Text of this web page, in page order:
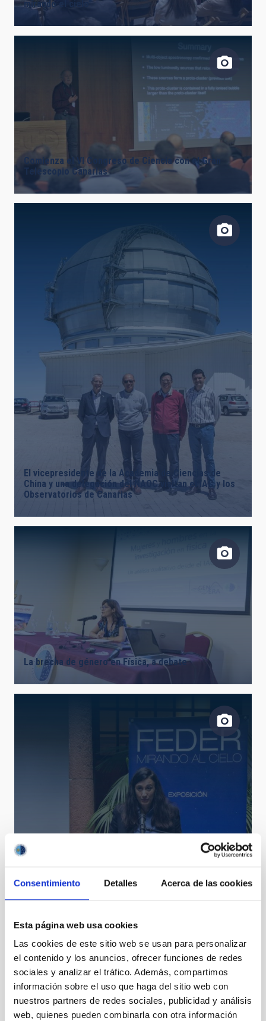
Consentimiento Detalles Acerca de las cookies
Esta página web usa cookies
Las cookies de este sitio web se usan para personalizar
el contenido y los anuncios, ofrecer funciones de redes
sociales y analizar el tráfico. Además, compartimos
información sobre el uso que haga del sitio web con
nuestros partners de redes sociales, publicidad y análisis
web, quienes pueden combinarla con otra información
mirando el cielo”
Comienza el VI Congreso de Ciencia con el Gran
Telescopio Canarias
El vicepresidente de la Academia de Ciencias de
China y una delegación del NAOC visitan el IAC y los
Observatorios de Canarias
La brecha de género en Física, a debate
Presentación en La Palma de la exposición “FEDER,
mirando el cielo”